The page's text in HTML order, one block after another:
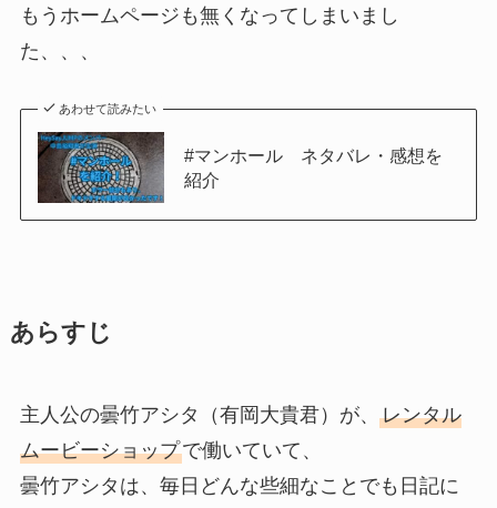
もうホームページも無くなってしまいまし
た、、、
あわせて読みたい
#マンホール ネタバレ・感想を
紹介
あらすじ
主人公の曇竹アシタ（有岡大貴君）が、 レンタル
ムービーショップで働いていて、
曇竹アシタは、毎日どんな些細なことでも日記に